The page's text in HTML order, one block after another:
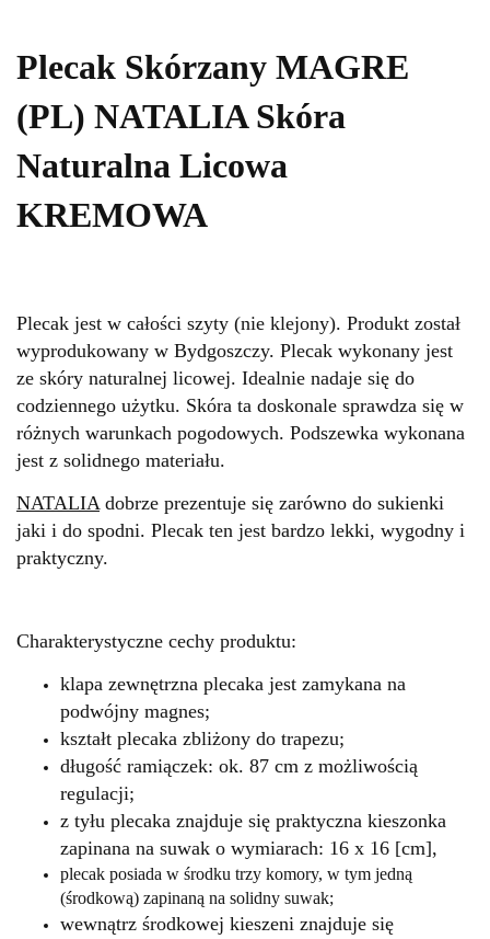
Plecak Skórzany MAGRE
(PL) NATALIA Skóra
Naturalna Licowa
KREMOWA
Plecak jest w całości szyty (nie klejony). Produkt został
wyprodukowany w Bydgoszczy. Plecak wykonany jest
ze skóry naturalnej licowej. Idealnie nadaje się do
codziennego użytku. Skóra ta doskonale sprawdza się w
różnych warunkach pogodowych. Podszewka wykonana
jest z solidnego materiału.
NATALIAdobrze prezentuje się zarówno do sukienki
jaki i do spodni. Plecak ten jest bardzo lekki, wygodny i
praktyczny.
Charakterystyczne cechy produktu:
klapa zewnętrzna plecaka jest zamykana na
podwójny magnes;
kształt plecaka zbliżony do trapezu;
długość ramiączek: ok. 87 cm z możliwością
regulacji;
z tyłu plecaka znajduje się praktyczna kieszonka
zapinana na suwak o wymiarach: 16 x 16 [cm],
plecak posiada w środku trzy komory, w tym jedną
(środkową) zapinaną na solidny suwak;
wewnątrz środkowej kieszeni znajduje się